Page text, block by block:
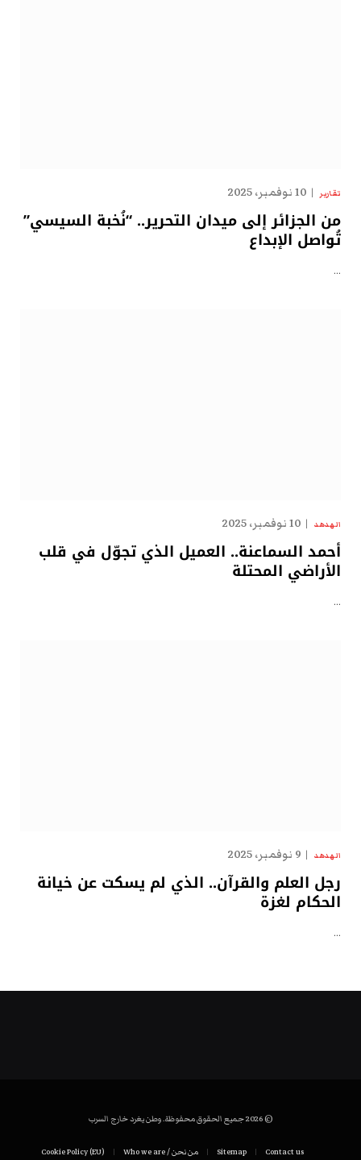
تقارير 10 نوفمبر، 2025
من الجزائر إلى ميدان التحرير.. “نُخبة السيسي”
تُواصل الإبداع
…
الهدهد 10 نوفمبر، 2025
أحمد السماعنة.. العميل الذي تجوّل في قلب
الأراضي المحتلة
…
الهدهد 9 نوفمبر، 2025
رجل العلم والقرآن.. الذي لم يسكت عن خيانة
الحكام لغزة
…
© 2026 جميع الحقوق محفوظة. وطن يغرد خارج السرب
Contact us
Sitemap من نحن / Who we are Cookie Policy (EU)